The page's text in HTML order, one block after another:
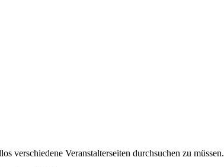
verschiedene Veranstalterseiten durchsuchen zu müssen.